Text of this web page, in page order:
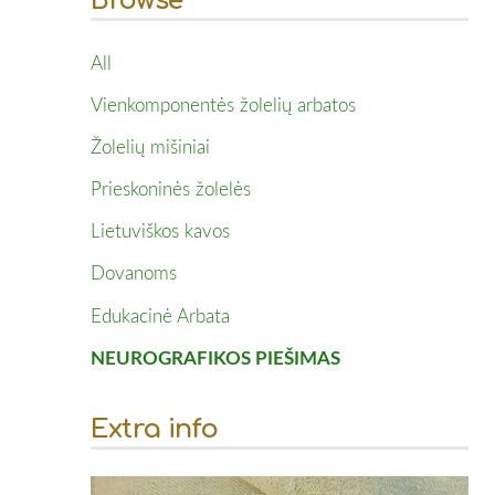
All
Vienkomponentės žolelių arbatos
Žolelių mišiniai
Prieskoninės žolelės
Lietuviškos kavos
Dovanoms
Edukacinė Arbata
NEUROGRAFIKOS PIEŠIMAS
Extra info